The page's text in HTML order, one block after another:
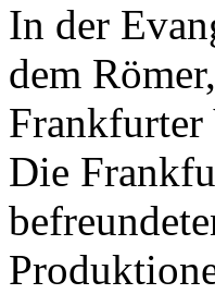
In der
dem
Frankfurter
Die